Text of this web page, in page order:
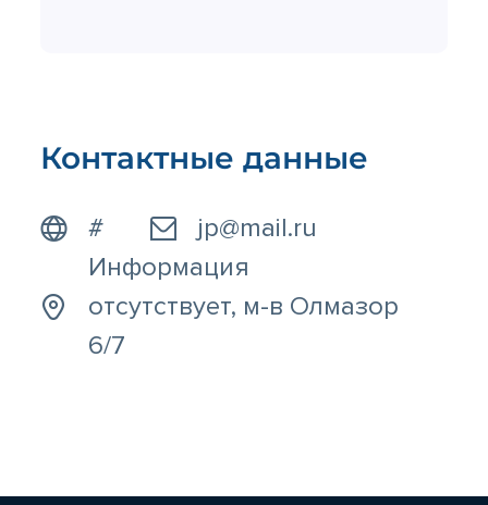
Контактные данные
#
jp@mail.ru
Информация
отсутствует, м-в Олмазор
6/7